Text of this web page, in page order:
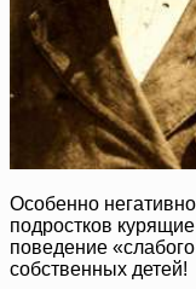
Особенно
подростков
поведение
собственных детей!